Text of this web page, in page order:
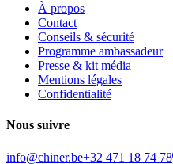
À propos
Contact
Conseils & sécurité
Programme ambassadeur
Presse & kit média
Mentions légales
Confidentialité
Nous suivre
info@chiner.be+32 471 18 74 78